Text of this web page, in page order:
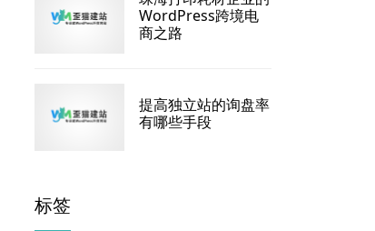
WordPress跨境电
商之路
提高独立站的询盘率
有哪些手段
标签